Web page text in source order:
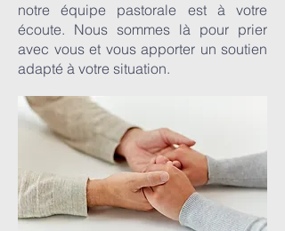
notre équipe pastorale est à votre
écoute. Nous sommes là pour prier
avec vous et vous apporter un soutien
adapté à votre situation.